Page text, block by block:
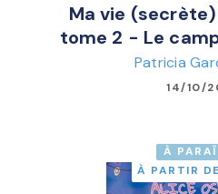
Ma vie
tome 2 - Le
Patricia
14/10/
À
À PARTIR